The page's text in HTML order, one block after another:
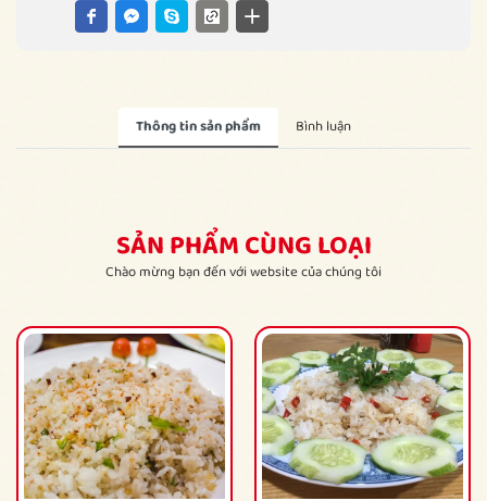
Thông tin sản phẩm Bình luận
SẢN PHẨM CÙNG LOẠI
Chào mừng bạn đến với website của chúng tôi